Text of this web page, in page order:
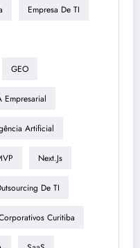
Empresa De TI
GEO
Empresarial
Artificial
Next.js
De TI
Curitiba